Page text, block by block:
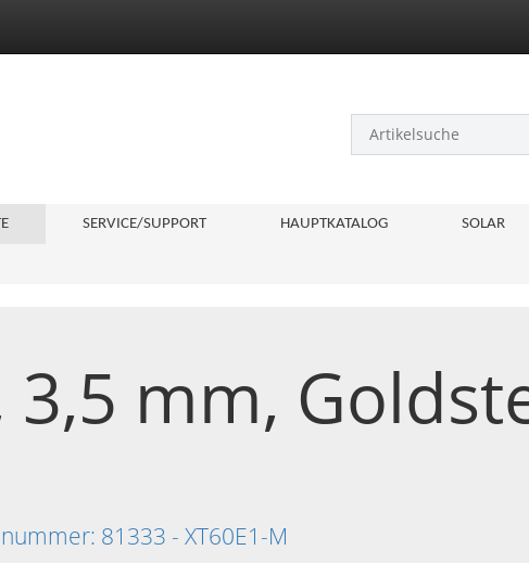
SERVICE/SUPPORT HAUPTKATALOG SOLAR
3,5 mm,
81333 - XT60E1-M